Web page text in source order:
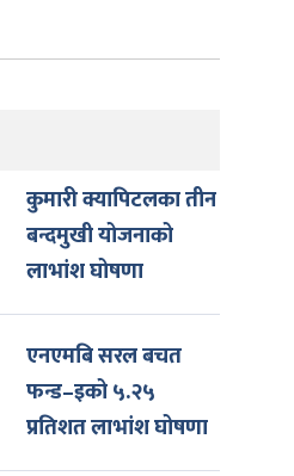
कुमारी क्यापिटलका तीन
बन्दमुखी योजनाको
लाभांश घोषणा
एनएमबि सरल बचत
फन्ड–इको ५.२५
प्रतिशत लाभांश घोषणा